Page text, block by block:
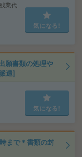
業代
気になる!
願書類の処理や
遣]
気になる!
まで＊書類の封